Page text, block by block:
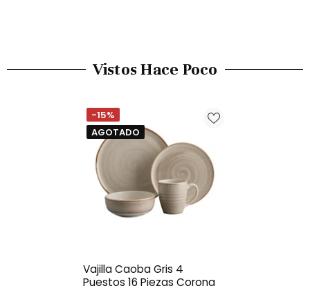
Vistos Hace Poco
-15%
AGOTADO
Vajilla Caoba Gris 4
Puestos 16 Piezas Corona